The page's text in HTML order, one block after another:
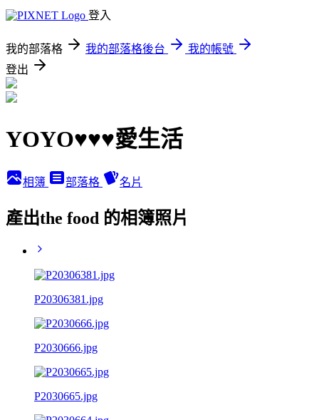
登入
我的部落格 我的部落格後台
我的帳號
登出
YOYO♥♥♥愛生活
相簿 部落格 名片
產出the food 的相簿照片
P20306381.jpg
P2030666.jpg
P2030665.jpg